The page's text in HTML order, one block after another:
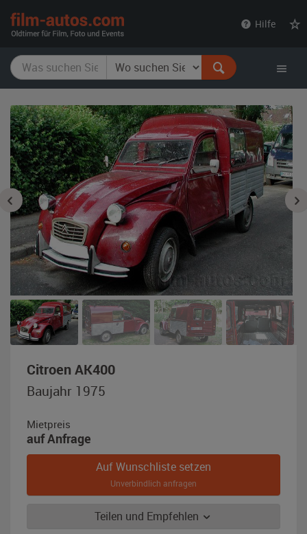
Hilfe
Citroen AK400,
Baujahr 1975
Mietpreis
auf Anfrage
Auf Wunschliste setzen
Unverbindlich anfragen
Teilen und Empfehlen